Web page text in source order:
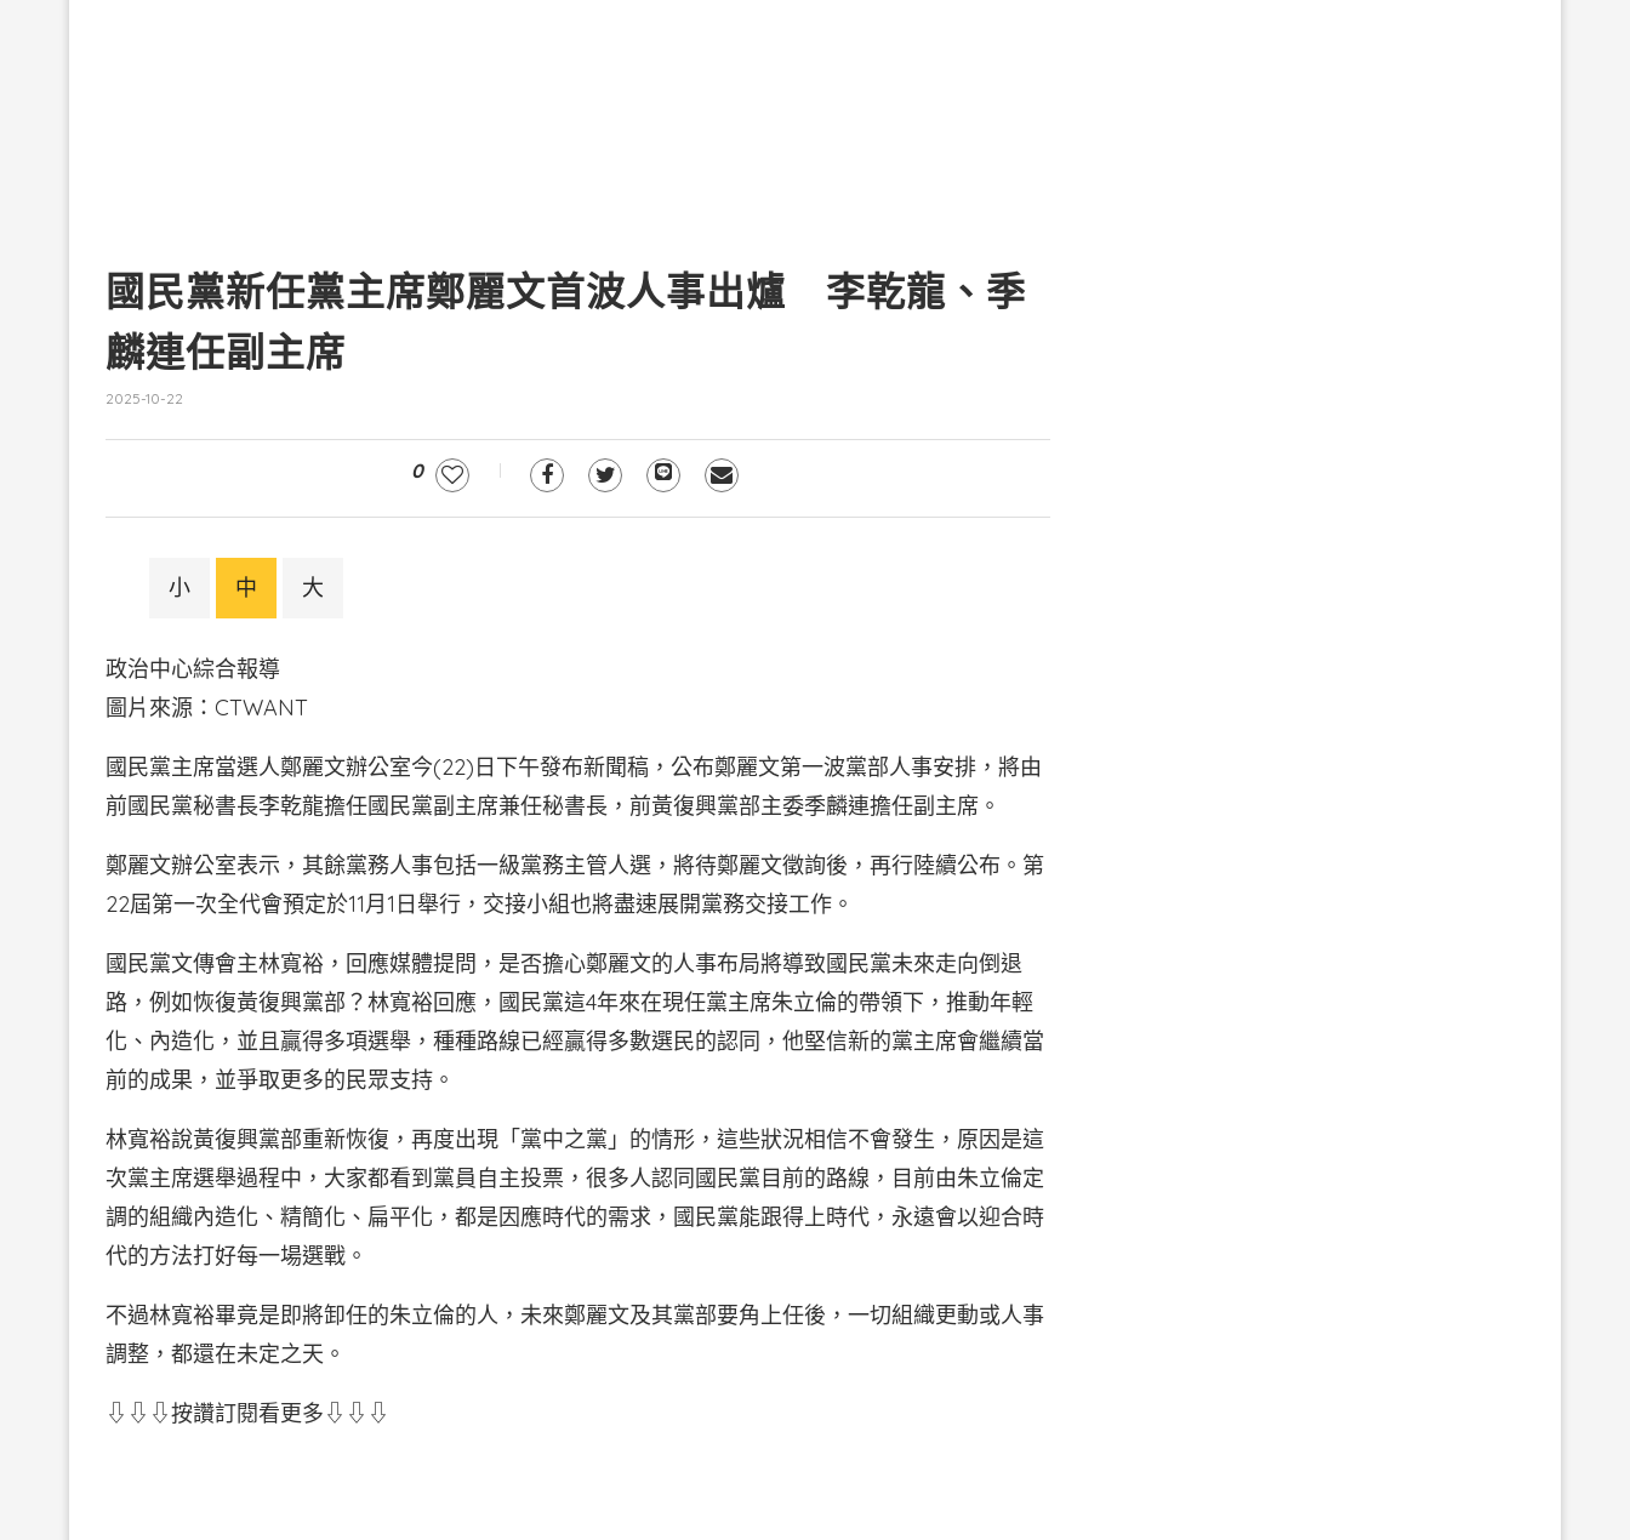
國民黨新任黨主席鄭麗文首波人事出爐 李乾龍、季
麟連任副主席
2025-10-22
0
小 中 大
政治中心綜合報導
圖片來源：CTWANT
國民黨主席當選人鄭麗文辦公室今(22)日下午發布新聞稿，公布鄭麗文第一波黨部人事安排，將由
前國民黨秘書長李乾龍擔任國民黨副主席兼任秘書長，前黃復興黨部主委季麟連擔任副主席。
鄭麗文辦公室表示，其餘黨務人事包括一級黨務主管人選，將待鄭麗文徵詢後，再行陸續公布。第
22屆第一次全代會預定於11月1日舉行，交接小組也將盡速展開黨務交接工作。
國民黨文傳會主林寬裕，回應媒體提問，是否擔心鄭麗文的人事布局將導致國民黨未來走向倒退
路，例如恢復黃復興黨部？林寬裕回應，國民黨這4年來在現任黨主席朱立倫的帶領下，推動年輕
化、內造化，並且贏得多項選舉，種種路線已經贏得多數選民的認同，他堅信新的黨主席會繼續當
前的成果，並爭取更多的民眾支持。
林寬裕說黃復興黨部重新恢復，再度出現「黨中之黨」的情形，這些狀況相信不會發生，原因是這
次黨主席選舉過程中，大家都看到黨員自主投票，很多人認同國民黨目前的路線，目前由朱立倫定
調的組織內造化、精簡化、扁平化，都是因應時代的需求，國民黨能跟得上時代，永遠會以迎合時
代的方法打好每一場選戰。
不過林寬裕畢竟是即將卸任的朱立倫的人，未來鄭麗文及其黨部要角上任後，一切組織更動或人事
調整，都還在未定之天。
⇩⇩⇩按讚訂閱看更多⇩⇩⇩